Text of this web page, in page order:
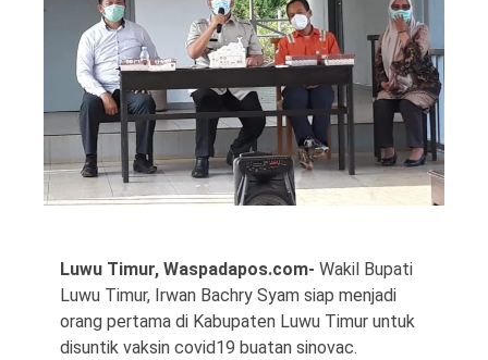
Copyright
2026
Waspada
Luwu Timur, Waspadapos.com- Wakil Bupati
Luwu Timur, Irwan Bachry Syam siap menjadi
orang pertama di Kabupaten Luwu Timur untuk
disuntik vaksin covid19 buatan sinovac.